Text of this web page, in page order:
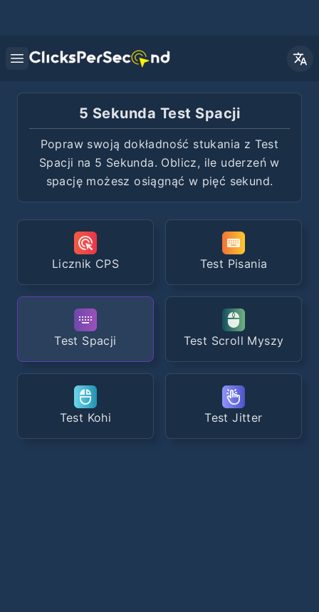
Open main menu
5 Sekunda Test Spacji
Popraw swoją dokładność stukania z Test
Spacji na 5 Sekunda. Oblicz, ile uderzeń w
spację możesz osiągnąć w pięć sekund.
Licznik CPS Test Pisania
Test Spacji Test Scroll Myszy
Test Kohi Test Jitter